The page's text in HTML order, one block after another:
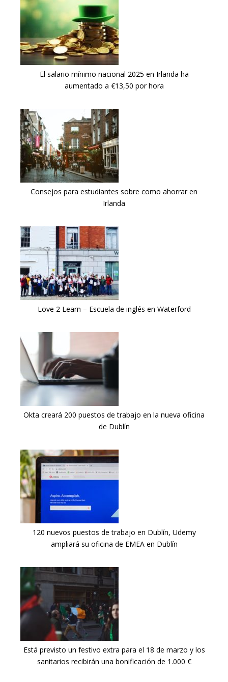
El salario mínimo nacional 2025 en Irlanda ha
aumentado a €13,50 por hora
Consejos para estudiantes sobre como ahorrar en
Irlanda
Love 2 Learn – Escuela de inglés en Waterford
Okta creará 200 puestos de trabajo en la nueva oficina
de Dublín
120 nuevos puestos de trabajo en Dublín, Udemy
ampliará su oficina de EMEA en Dublín
Está previsto un festivo extra para el 18 de marzo y los
sanitarios recibirán una bonificación de 1.000 €